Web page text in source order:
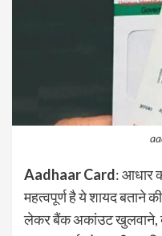
Aadhaar Card: आधार
महत्वपूर्ण है ये शायद
लेकर बैंक अकांउट खुलवाने,